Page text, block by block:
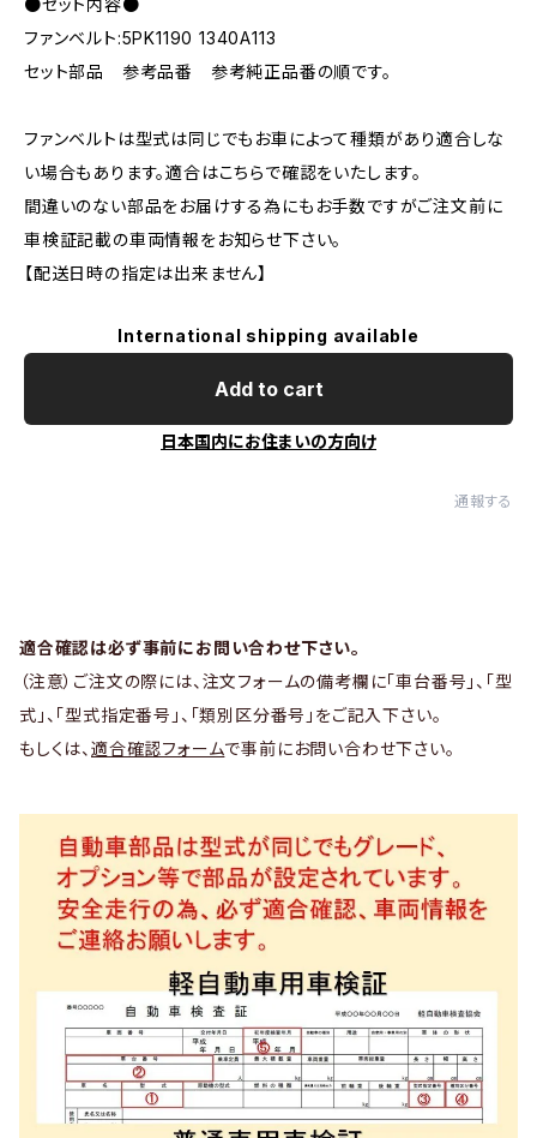
ファンベルト:5PK1190 1340A113
セット部品 参考品番 参考純正品番の順です。
ファンベルトは型式は同じでもお車によって種類があり適合しな
い場合もあります。適合はこちらで確認をいたします。
間違いのない部品をお届けする為にもお手数ですがご注文前に
車検証記載の車両情報をお知らせ下さい。
【配送日時の指定は出来ません】
International shipping available
Add to cart
日本国内にお住まいの方向け
通報する
適合確認は必ず事前にお問い合わせ下さい。
（注意）ご注文の際には、注文フォームの備考欄に「車台番号」、「型
式」、「型式指定番号」、「類別区分番号」をご記入下さい。
もしくは、 適合確認フォームで事前にお問い合わせ下さい。